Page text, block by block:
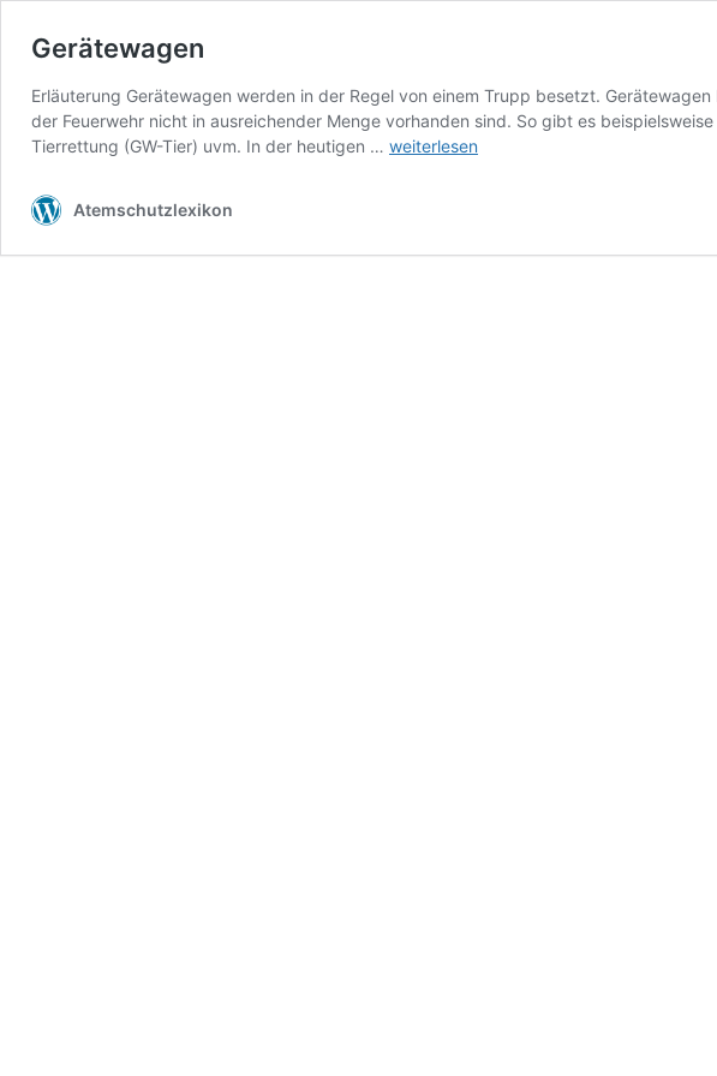
Gerätewagen
Erläuterung Gerätewagen werden in der Regel von einem Trupp besetzt.
der Feuerwehr nicht in ausreichender Menge vorhanden sind. So gibt es
Tierrettung (GW-Tier) uvm. In der heutigen … Gerätewagen
weiterlesen
Atemschutzlexikon